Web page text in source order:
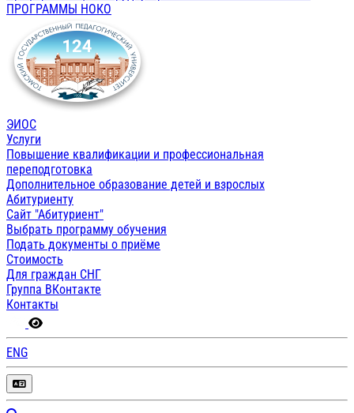
ПРОГРАММЫ НОКО
ЭИОС
Услуги
Повышение квалификации и профессиональная
переподготовка
Дополнительное образование детей и взрослых
Абитуриенту
Сайт "Абитуриент"
Выбрать программу обучения
Подать документы о приёме
Стоимость
Для граждан СНГ
Группа ВКонтакте
Контакты
ENG